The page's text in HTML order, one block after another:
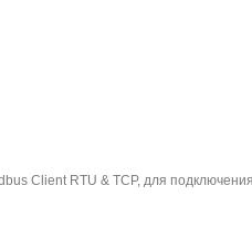
Client RTU & TCP, для